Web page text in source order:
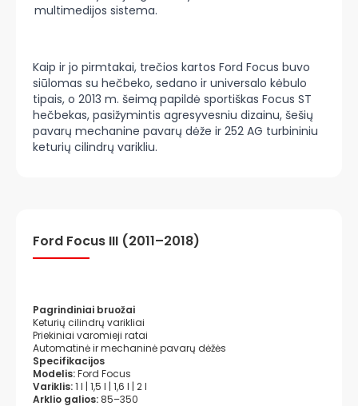
multimedijos sistema.
Kaip ir jo pirmtakai, trečios kartos Ford Focus buvo
siūlomas su hečbeko, sedano ir universalo kėbulo
tipais, o 2013 m. šeimą papildė sportiškas Focus ST
hečbekas, pasižymintis agresyvesniu dizainu, šešių
pavarų mechanine pavarų dėže ir 252 AG turbininiu
keturių cilindrų varikliu.
Ford Focus III (2011–2018)
Pagrindiniai bruožai
Keturių cilindrų varikliai
Priekiniai varomieji ratai
Automatinė ir mechaninė pavarų dėžės
Specifikacijos
Modelis:Ford Focus
Variklis:1 l | 1,5 l | 1,6 l | 2 l
Arklio galios: 85–350